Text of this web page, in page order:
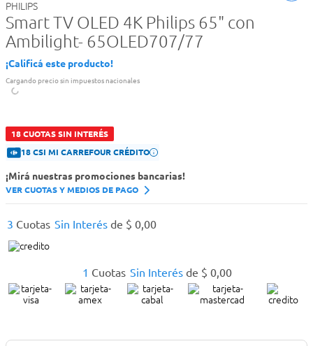
PHILIPS
Smart TV OLED 4K Philips 65" con
Ambilight- 65OLED707/77
¡Calificá este producto!
Cargando precio sin impuestos nacionales
18 CUOTAS SIN INTERÉS
18 CSI MI CARREFOUR CRÉDITO
¡Mirá nuestras promociones bancarias!
VER CUOTAS Y MEDIOS DE PAGO
1 Cuotas Sin Interés de $ 0,00
3 Cuotas Sin Interés de $ 0,00